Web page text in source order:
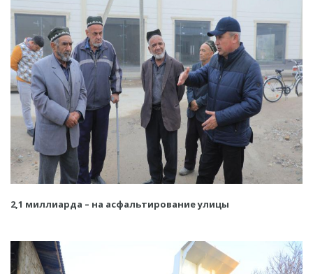
2,1 миллиарда – на асфальтирование улицы